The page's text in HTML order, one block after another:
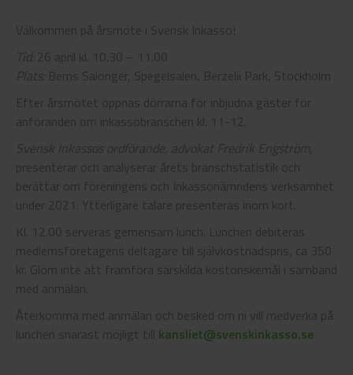
Välkommen på årsmöte i Svensk Inkasso!
Tid: 26 april kl. 10.30 – 11.00
Plats: Berns Salonger, Spegelsalen, Berzelii Park, Stockholm
Efter årsmötet öppnas dörrarna för inbjudna gäster för
anföranden om inkassobranschen kl. 11-12.
Svensk Inkassos ordförande, advokat Fredrik Engström,
presenterar och analyserar årets branschstatistik och
berättar om föreningens och Inkassonämndens verksamhet
under 2021. Ytterligare talare presenteras inom kort.
Kl. 12.00 serveras gemensam lunch. Lunchen debiteras
medlemsföretagens deltagare till självkostnadspris, ca 350
kr. Glöm inte att framföra särskilda kostönskemål i samband
med anmälan.
Återkomma med anmälan och besked om ni vill medverka på
lunchen snarast möjligt till kansliet@svenskinkasso.se